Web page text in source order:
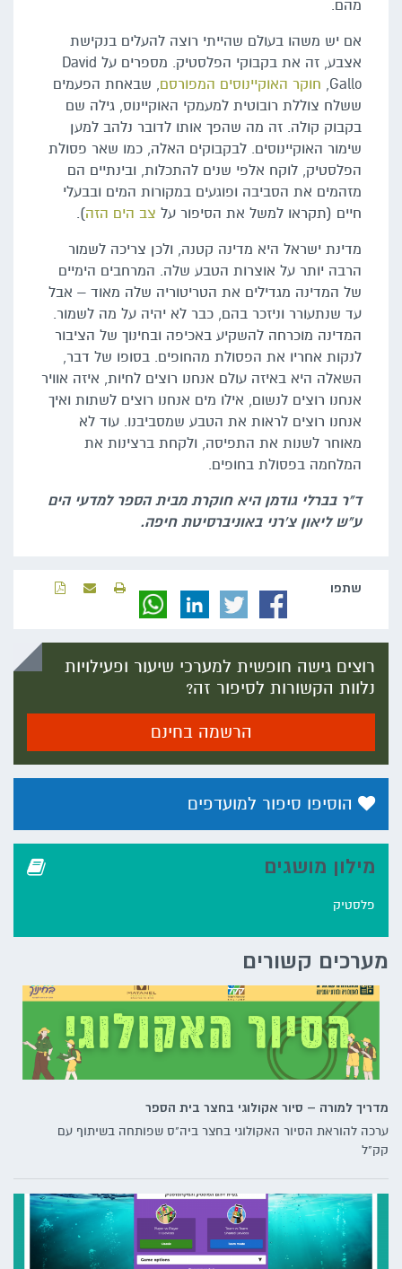
מהם.
אם יש משהו בעולם שהייתי רוצה להעלים בנקישת
אצבע, זה את בקבוקי הפלסטיק. מספרים על David
Gallo, חוקר האוקיינוסים המפורסם, שבאחת הפעמים
ששלח צוללת רובוטית למעמקי האוקיינוס, גילה שם
בקבוק קולה. זה מה שהפך אותו לדובר נלהב למען
שימור האוקיינוסים. לבקבוקים האלה, כמו שאר פסולת
הפלסטיק, לוקח אלפי שנים להתכלות, ובינתיים הם
מזהמים את הסביבה ופוגעים במקורות המים ובבעלי
חיים (תקראו למשל את הסיפור על צב הים הזה).
מדינת ישראל היא מדינה קטנה, ולכן צריכה לשמור
הרבה יותר על אוצרות הטבע שלה. המרחבים הימיים
של המדינה מגדילים את הטריטוריה שלה מאוד – אבל
עד שנתעורר וניזכר בהם, כבר לא יהיה על מה לשמור.
המדינה מוכרחה להשקיע באכיפה ובחינוך של הציבור
לנקות אחריו את הפסולת מהחופים. בסופו של דבר,
השאלה היא באיזה עולם אנחנו רוצים לחיות, איזה אוויר
אנחנו רוצים לנשום, אילו מים אנחנו רוצים לשתות ואיך
אנחנו רוצים לראות את הטבע שמסביבנו. עוד לא
מאוחר לשנות את התפיסה, ולקחת ברצינות את
המלחמה בפסולת בחופים.
ד"ר בברלי גודמן היא חוקרת מבית הספר למדעי הים
ע"ש ליאון צ'רני באוניברסיטת חיפה.
שתפו‬
רוצים גישה חופשית למערכי שיעור ופעילויות
נלוות הקשורות לסיפור זה?
הרשמה בחינם
הוסיפו סיפור למועדפים
מילון מושגים
פלסטיק
מערכים קשורים
מדריך למורה – סיור אקולוגי בחצר בית הספר
ערכה להוראת הסיור האקולוגי בחצר ביה"ס שפותחה בשיתוף עם
קק"ל